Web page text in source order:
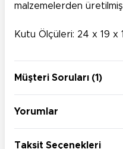
malzemelerden
Kutu Ölçüleri: 24 x 19 x
Müşteri Soruları (1)
Yorumlar
Taksit Seçenekleri